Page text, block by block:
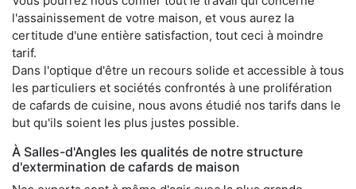
l'assainissement de votre maison, et vous aurez la
certitude d'une entière satisfaction, tout ceci à moindre
tarif.
Dans l'optique d'être un recours solide et accessible à tous
les particuliers et sociétés confrontés à une prolifération
de cafards de cuisine, nous avons étudié nos tarifs dans le
but qu'ils soient les plus justes possible.
À Salles-d'Angles les qualités de notre structure
d'extermination de cafards de maison